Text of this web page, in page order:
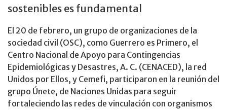
sostenibles es fundamental
El 20 de febrero, un grupo de organizaciones de la
sociedad civil (OSC), como Guerrero es Primero, el
Centro Nacional de Apoyo para Contingencias
Epidemiológicas y Desastres, A. C. (CENACED), la red
Unidos por Ellos, y Cemefi, participaron en la reunión del
grupo Únete, de Naciones Unidas para seguir
fortaleciendo las redes de vinculación con organismos